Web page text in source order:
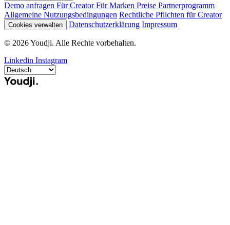
Demo anfragen Für CreatorFür Marken Preise Partnerprogramm
Allgemeine Nutzungsbedingungen Rechtliche Pflichten für Creator
Cookies verwalten Datenschutzerklärung Impressum
© 2026 Youdji. Alle Rechte vorbehalten.
Linkedin Instagram